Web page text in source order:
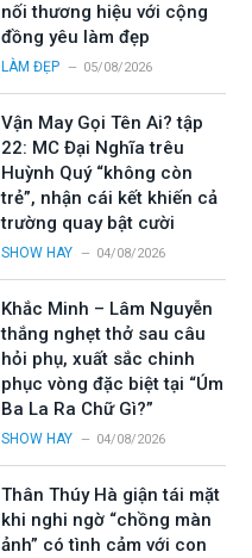
nối thương hiệu với cộng
đồng yêu làm đẹp
LÀM ĐẸP 05/08/2026
Vận May Gọi Tên Ai? tập
22: MC Đại Nghĩa trêu
Huỳnh Quý “không còn
trẻ”, nhận cái kết khiến cả
trường quay bật cười
SHOW HAY 04/08/2026
Khắc Minh – Lâm Nguyễn
thắng nghẹt thở sau câu
hỏi phụ, xuất sắc chinh
phục vòng đặc biệt tại “Úm
Ba La Ra Chữ Gì?”
SHOW HAY 04/08/2026
Thân Thúy Hà giận tái mặt
khi nghi ngờ “chồng màn
ảnh” có tình cảm với con